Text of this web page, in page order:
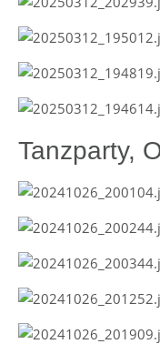
Tanzparty,